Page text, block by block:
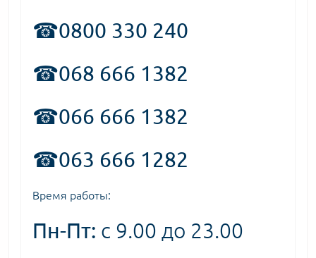
☎0800 330 240
☎068 666 1382
☎066 666 1382
☎063 666 1282
Время работы:
Пн-Пт: с 9.00 до 23.00